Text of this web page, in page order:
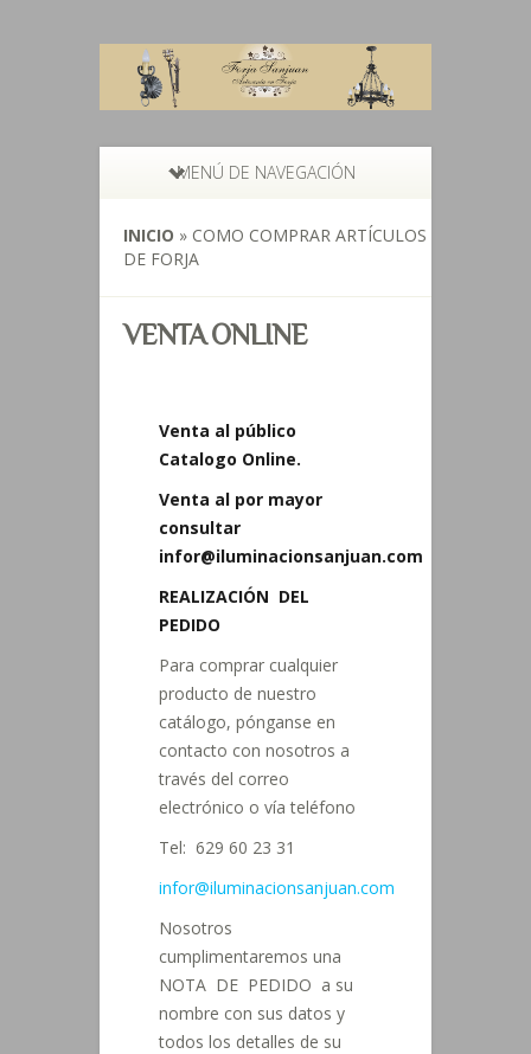
MENÚ DE NAVEGACIÓN
INICIO » COMO COMPRAR ARTÍCULOS
DE FORJA
VENTA ONLINE
Venta al público
Catalogo Online.
Venta al por mayor
consultar
infor@iluminacionsanjuan.com
REALIZACIÓN DEL
PEDIDO
Para comprar cualquier
producto de nuestro
catálogo, pónganse en
contacto con nosotros a
través del correo
electrónico o vía teléfono
Tel: 629 60 23 31
infor@iluminacionsanjuan.com
Nosotros
cumplimentaremos una
NOTA DE PEDIDO a su
nombre con sus datos y
todos los detalles de su